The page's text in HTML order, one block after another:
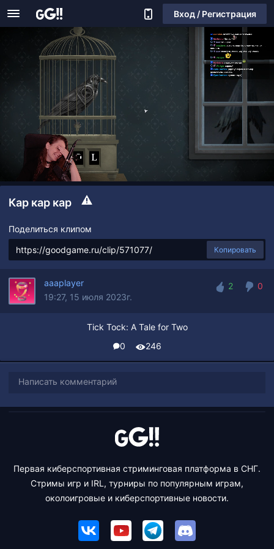
Вход / Регистрация
Кар кар кар
Поделиться клипом
Копировать
aaaplayer
19:27, 15 июля 2023г.
2
0
Tick Tock: A Tale for Two
0
246
Написать комментарий
Первая киберспортивная стриминговая платформа в СНГ.
Стримы игр и IRL, турниры по популярным играм,
околоигровые и киберспортивные новости.